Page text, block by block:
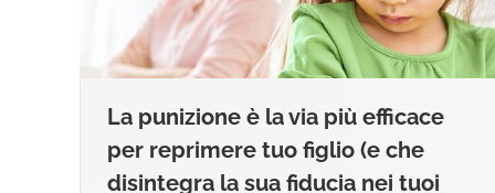
La punizione è la via più efficace
per reprimere tuo figlio (e che
disintegra la sua fiducia nei tuoi